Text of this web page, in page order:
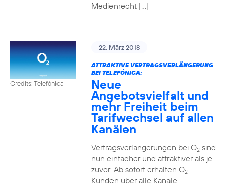
Medienrecht […]
Credits: Telefónica
22. März 2018
ATTRAKTIVE VERTRAGSVERLÄNGERUNG
BEI TELEFÓNICA:
Neue
Angebotsvielfalt und
mehr Freiheit beim
Tarifwechsel auf allen
Kanälen
Vertragsverlängerungen bei O2sind
nun einfacher und attraktiver als je
zuvor. Ab sofort erhalten O2-
Kunden über alle Kanäle